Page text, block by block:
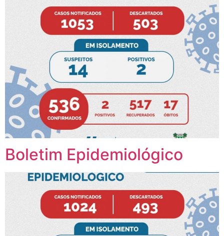
Boletim Epidemiológico